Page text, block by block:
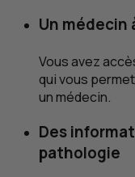
Un médecin
Vous avez
qui vous
un médecin.
Des
pathologie